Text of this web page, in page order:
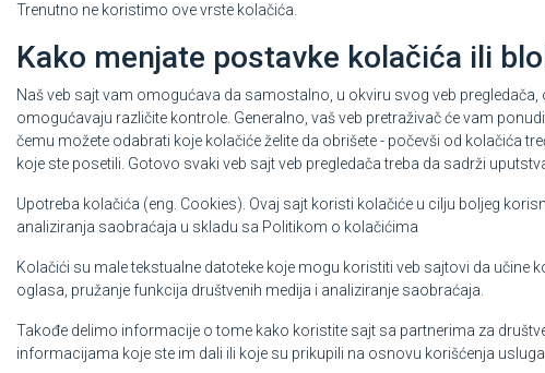
Trenutno ne koristimo ove vrste kolačića.
Kako menjate postavke kolačića ili
Naš veb sajt vam omogućava da samostalno, u okviru svog veb pregledača,
omogućavaju različite kontrole. Generalno, vaš veb pretraživač će vam
čemu možete odabrati koje kolačiće želite da obrišete - počevši od kolačića
koje ste posetili. Gotovo svaki veb sajt veb pregledača treba da sadrži
Upotreba kolačića (eng. Cookies). Ovaj sajt koristi kolačiće u cilju boljeg
analiziranja saobraćaja u skladu sa Politikom o kolačićima
Kolačići su male tekstualne datoteke koje mogu koristiti veb sajtovi da
oglasa, pružanje funkcija društvenih medija i analiziranje saobraćaja.
Takođe delimo informacije o tome kako koristite sajt sa partnerima za
informacijama koje ste im dali ili koje su prikupili na osnovu korišćenja usluga.